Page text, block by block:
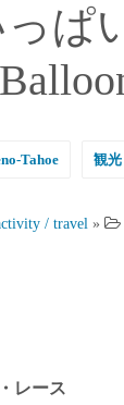
ぱ
Tahoe 観光
/ travel »
レース